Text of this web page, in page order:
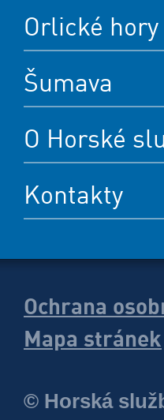
Orlické hory
Šumava
O Horské
Kontakty
Ochrana
Mapa stránek
© Horská